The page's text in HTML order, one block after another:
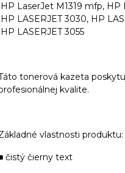
HP LaserJet M1319 mfp, HP
HP LASERJET 3030, HP
HP LASERJET 3055
tonerová kazeta
kvalite.
vlastnosti produktu:
čistý čierny text